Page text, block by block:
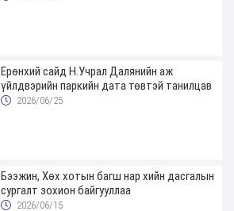
Ерөнхий сайд Н.Учрал Далянийн аж
үйлдвэрийн паркийн дата төвтэй танилцав
2026/06/25
Бээжин, Хөх хотын багш нар хийн дасгалын
сургалт зохион байгууллаа
2026/06/15